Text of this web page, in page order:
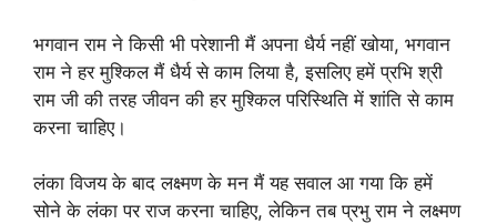
भगवान राम ने किसी भी परेशानी मैं अपना धैर्य नहीं खोया, भगवान
राम ने हर मुश्किल मैं धैर्य से काम लिया है, इसलिए हमें प्रभि श्री
राम जी की तरह जीवन की हर मुश्किल परिस्थिति में शांति से काम
करना चाहिए।
लंका विजय के बाद लक्ष्मण के मन मैं यह सवाल आ गया कि हमें
सोने के लंका पर राज करना चाहिए, लेकिन तब प्रभु राम ने लक्ष्मण